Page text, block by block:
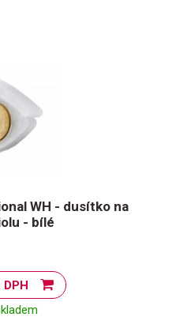
WH - dusítko na
- bílé
vč. DPH